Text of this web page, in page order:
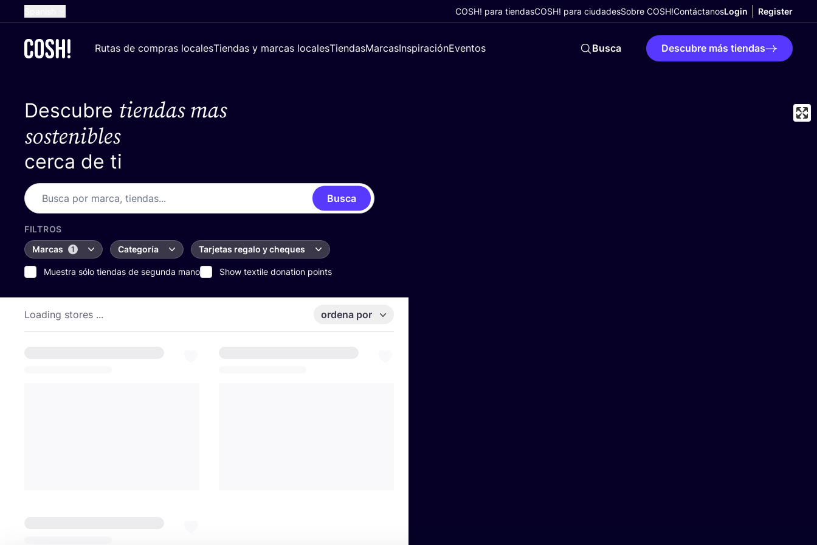
Dutch
German
COSH! para tiendasCOSH! para ciudadesSobre COSH!ContáctanosLogin Register
Rutas de compras localesTiendas y marcas localesTiendasMarcasInspiraciónEventos Busca Descubre más tiendas
Descubre tiendas mas
sostenibles
cerca de ti
Busca
FILTROS
Marcas
1 Categoría Tarjetas regalo y cheques
Muestra sólo tiendas de segunda mano Show textile donation points
Loading stores ... ordena por